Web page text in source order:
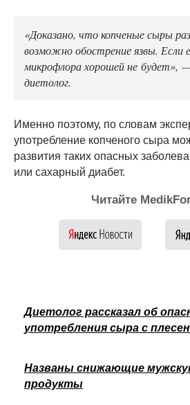
«Доказано, что копченые сыры
возможно обострение язвы. Если
микрофлора хорошей не будет»,
диетолог.
Именно поэтому, по словам
употребление копченого сыра
развития таких опасных
или сахарный диабет.
Читайте
Диетолог рассказал об
употребления сыра с
Названы снижающие
продукты